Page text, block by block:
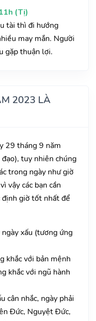
(Tị)
tài thì đi hướng
may mắn. Người
gặp thuận lợi.
2023 LÀ
29 tháng 9 năm
tuy nhiên chúng
trong ngày như giờ
vậy các bạn cần
định giờ tốt nhất để
ngày xấu (tương ứng
khắc với bản mệnh
khắc với ngũ hành
cân nhắc, ngày phải
Đức, Nguyệt Đức,